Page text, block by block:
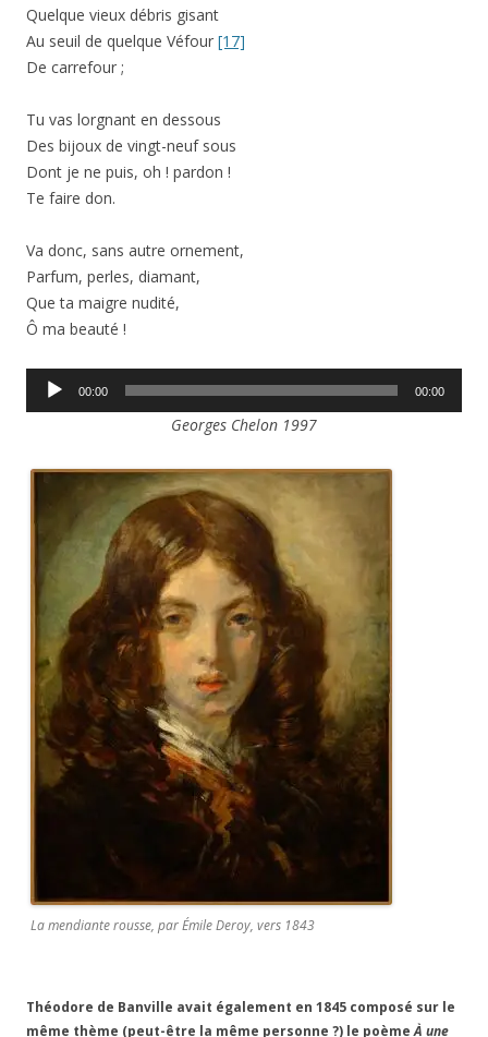
Quelque vieux débris gisant
Au seuil de quelque Véfour [17]
De carrefour ;
Tu vas lorgnant en dessous
Des bijoux de vingt-neuf sous
Dont je ne puis, oh ! pardon !
Te faire don.
Va donc, sans autre ornement,
Parfum, perles, diamant,
Que ta maigre nudité,
Ô ma beauté !
Lecteur
00:00 00:00
Georges Chelon 1997
La mendiante rousse, par Émile Deroy, vers 1843
Théodore de Banville avait également en 1845 composé sur le
même thème (peut-être la même personne ?) le poèmeÀ une